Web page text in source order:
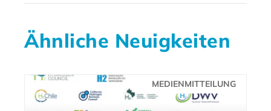
Ähnliche Neuigkeiten
MEDIENMITTEILUNG